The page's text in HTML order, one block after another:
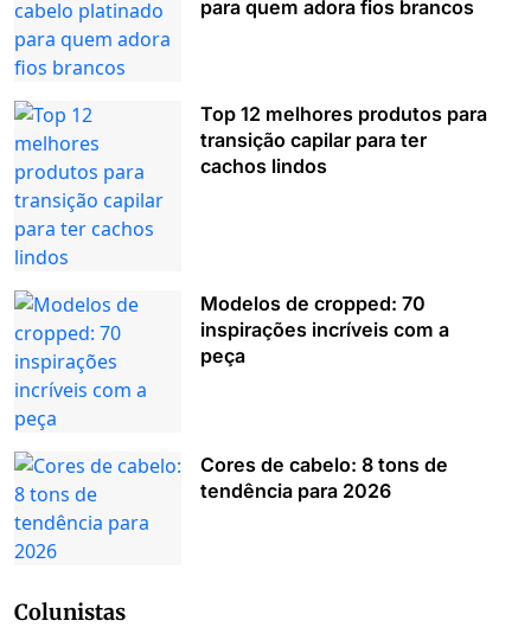
para quem adora fios brancos
Top 12 melhores produtos para
transição capilar para ter
cachos lindos
Modelos de cropped: 70
inspirações incríveis com a
peça
Cores de cabelo: 8 tons de
tendência para 2026
Colunistas